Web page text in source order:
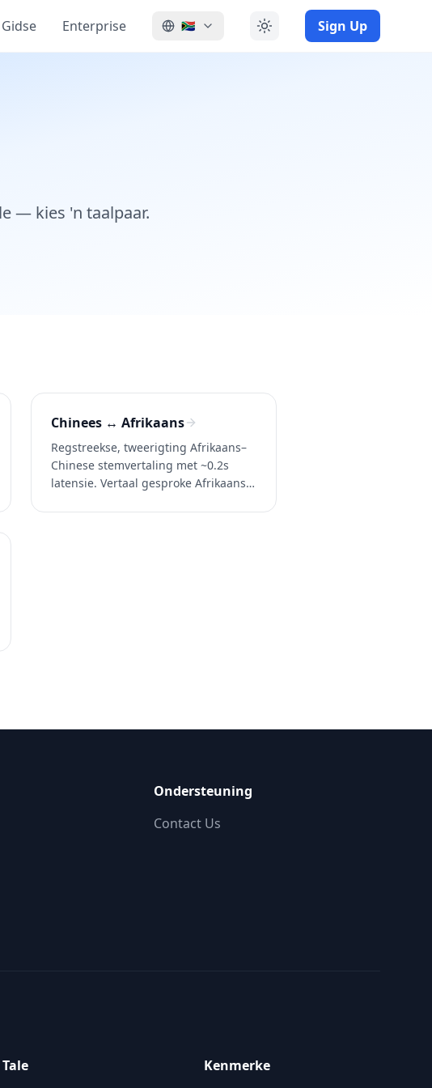
Gidse Enterprise 🇿🇦 Sign Up
— kies 'n taalpaar.
Chinees ↔ Afrikaans
Regstreekse, tweerigting Afrikaans–
Chinese stemvertaling met ~0.2s
latensie. Vertaal gesproke Afrikaans
Ondersteuning
Contact Us
Tale Kenmerke